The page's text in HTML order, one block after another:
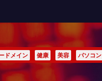
ドメイン 健康 美容 パソコン